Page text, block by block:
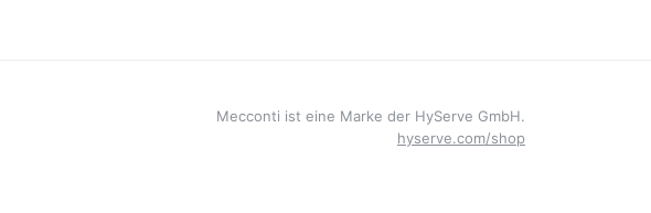
Mecconti ist eine Marke der HyServe GmbH.
hyserve.com/shop